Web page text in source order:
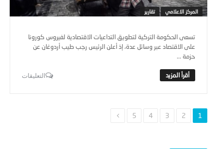
المركز الاعلامي تقارير
تسعى الحكومة التركية لتطويق التداعيات الاقتصادية لفيروس كورونا
على الاقتصاد عبر وسائل عدة، إذ أعلن الرئيس رجب طيب أردوغان عن
حزمة ...
التعليقات
1
2
3
4
5